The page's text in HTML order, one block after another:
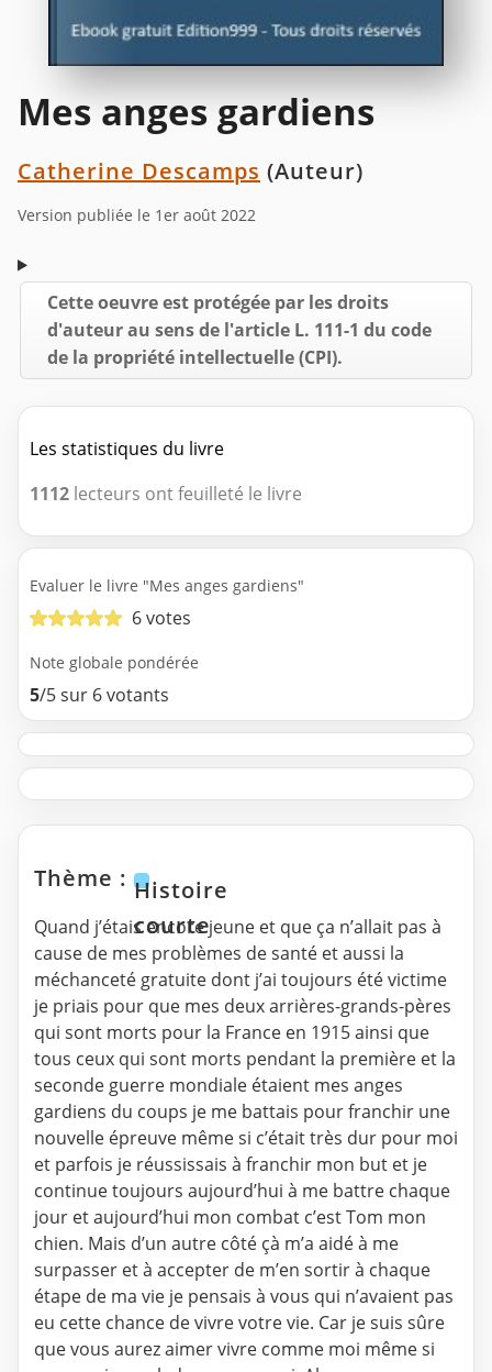
Mes anges gardiens
Catherine Descamps (Auteur)
Version publiée le 1er août 2022
Cette oeuvre est protégée par les droits
d'auteur au sens de l'article L. 111-1 du code
de la propriété intellectuelle (CPI).
Les statistiques du livre
1112 lecteurs ont feuilleté le livre
Evaluer le livre "Mes anges gardiens"
6 votes
Note globale pondérée
5/5 sur 6 votants
Thème : Histoire
courte
Quand j’étais encore jeune et que ça n’allait pas à
cause de mes problèmes de santé et aussi la
méchanceté gratuite dont j’ai toujours été victime
je priais pour que mes deux arrières-grands-pères
qui sont morts pour la France en 1915 ainsi que
tous ceux qui sont morts pendant la première et la
seconde guerre mondiale étaient mes anges
gardiens du coups je me battais pour franchir une
nouvelle épreuve même si c’était très dur pour moi
et parfois je réussissais à franchir mon but et je
continue toujours aujourd’hui à me battre chaque
jour et aujourd’hui mon combat c’est Tom mon
chien. Mais d’un autre côté çà m’a aidé à me
surpasser et à accepter de m’en sortir à chaque
étape de ma vie je pensais à vous qui n’avaient pas
eu cette chance de vivre votre vie. Car je suis sûre
que vous aurez aimer vivre comme moi même si